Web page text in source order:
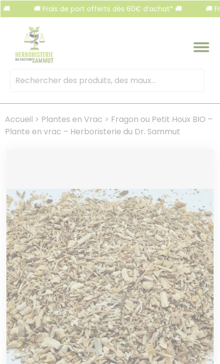
🚚 Frais de port offerts dès 60€ d’achat* 🚚 🚚 Frais
Mots
Accueil > Plantes en Vrac > Fragon ou Petit Houx BIO –
Plante en vrac – Herboristerie du Dr. Sammut
Panneau de gestion des cookies